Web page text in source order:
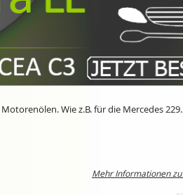
Wie z.B. für die Mercedes
Mehr Informationen